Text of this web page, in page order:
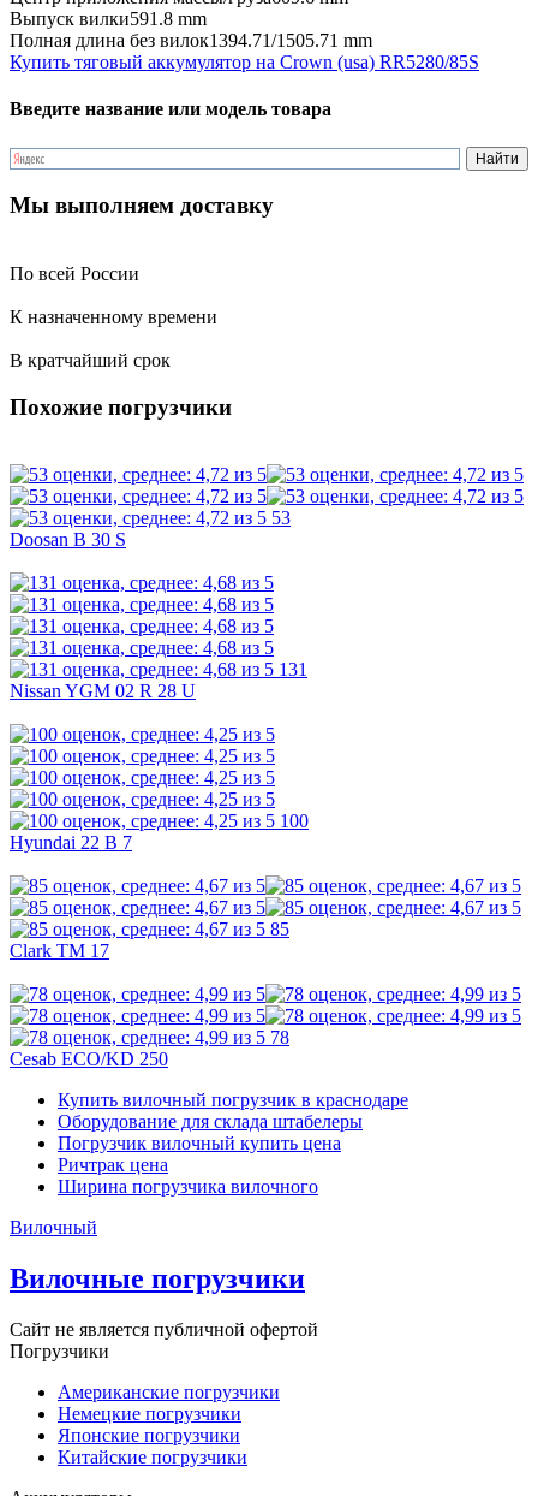
Выпуск вилки591.8 mm
Полная длина без вилок1394.71/1505.71 mm
Купить тяговый аккумулятор на Crown (usa) RR5280/85S
Введите название или модель товара
Мы выполняем доставку
По всей России
К назначенному времени
В кратчайший срок
Похожие погрузчики
53
Doosan B 30 S
131
Nissan YGM 02 R 28 U
100
Hyundai 22 B 7
85
Clark TM 17
78
Cesab ECO/KD 250
Купить вилочный погрузчик в краснодаре
Оборудование для склада штабелеры
Погрузчик вилочный купить цена
Ричтрак цена
Ширина погрузчика вилочного
Вилочный
Вилочные погрузчики
Сайт не является публичной офертой
Погрузчики
Американские погрузчики
Немецкие погрузчики
Японские погрузчики
Китайские погрузчики